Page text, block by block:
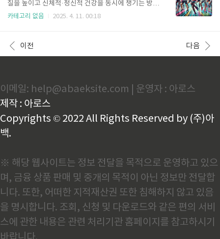
게 살펴봅니다.운동 루틴, 재미와 지속성 중심으로 진화
하다기존의 다이어트 운동 루틴은 힘들고 지루하다는
이미지가 강했습니다. 하지만 2025년 현재, 운동 루틴
중시하는 방향으로 진화하고 있습니다. 대표적으로 HII
T(고강도 인터벌 ..
질을 높이고 신체적·정신적 건강을 동시에 챙기는 방향
으로 진화하고 있습니다. 특히 취미와 결합한 다이어트
서도 스트레스를 해소하며 체형 관리까지 가능한 ‘취미
다이어트’는, 2024년 현재 가장 ‘핫한’ 건강 트렌드 중
자세히 살펴봅니다.다이어트 방법으로 떠오른 취미활
동들다이어트를 위한 방법은 다양하지만, 최근에는 재
미와 성취감을 함께 느낄 수 있는 취미형 운동이 주목받
고 있습니다. 전통적인..
카테고리 없음 2025. 4. 11. 00:18
이전 다음
이메일: help@abaeksite.com | 운영자 : 아로스
제작 : 아로스
Copyrights © 2022 All Rights Reserved by (주)아
백.
※ 해당 웹사이트는 정보 전달을 목적으로 운영하고 있으
며, 금융 상품 판매 및 중개의 목적이 아닌 정보만 전달합
니다. 또한, 어떠한 지적재산권 또한 침해하지 않고 있음
을 명시합니다. 조회, 신청 및 다운로드와 같은 편의 서비
스에 관한 내용은 관련 처리기관 홈페이지를 참고하시기